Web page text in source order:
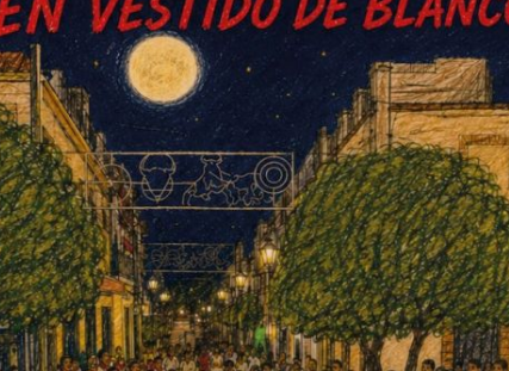
en nuestra
positivo, por su tan
municipio de contar
para opinar de esta
su ingreso en la Real Academia de
de 2022, siendo la lectura del
las Ciencias, Nobles Artes y Bellas